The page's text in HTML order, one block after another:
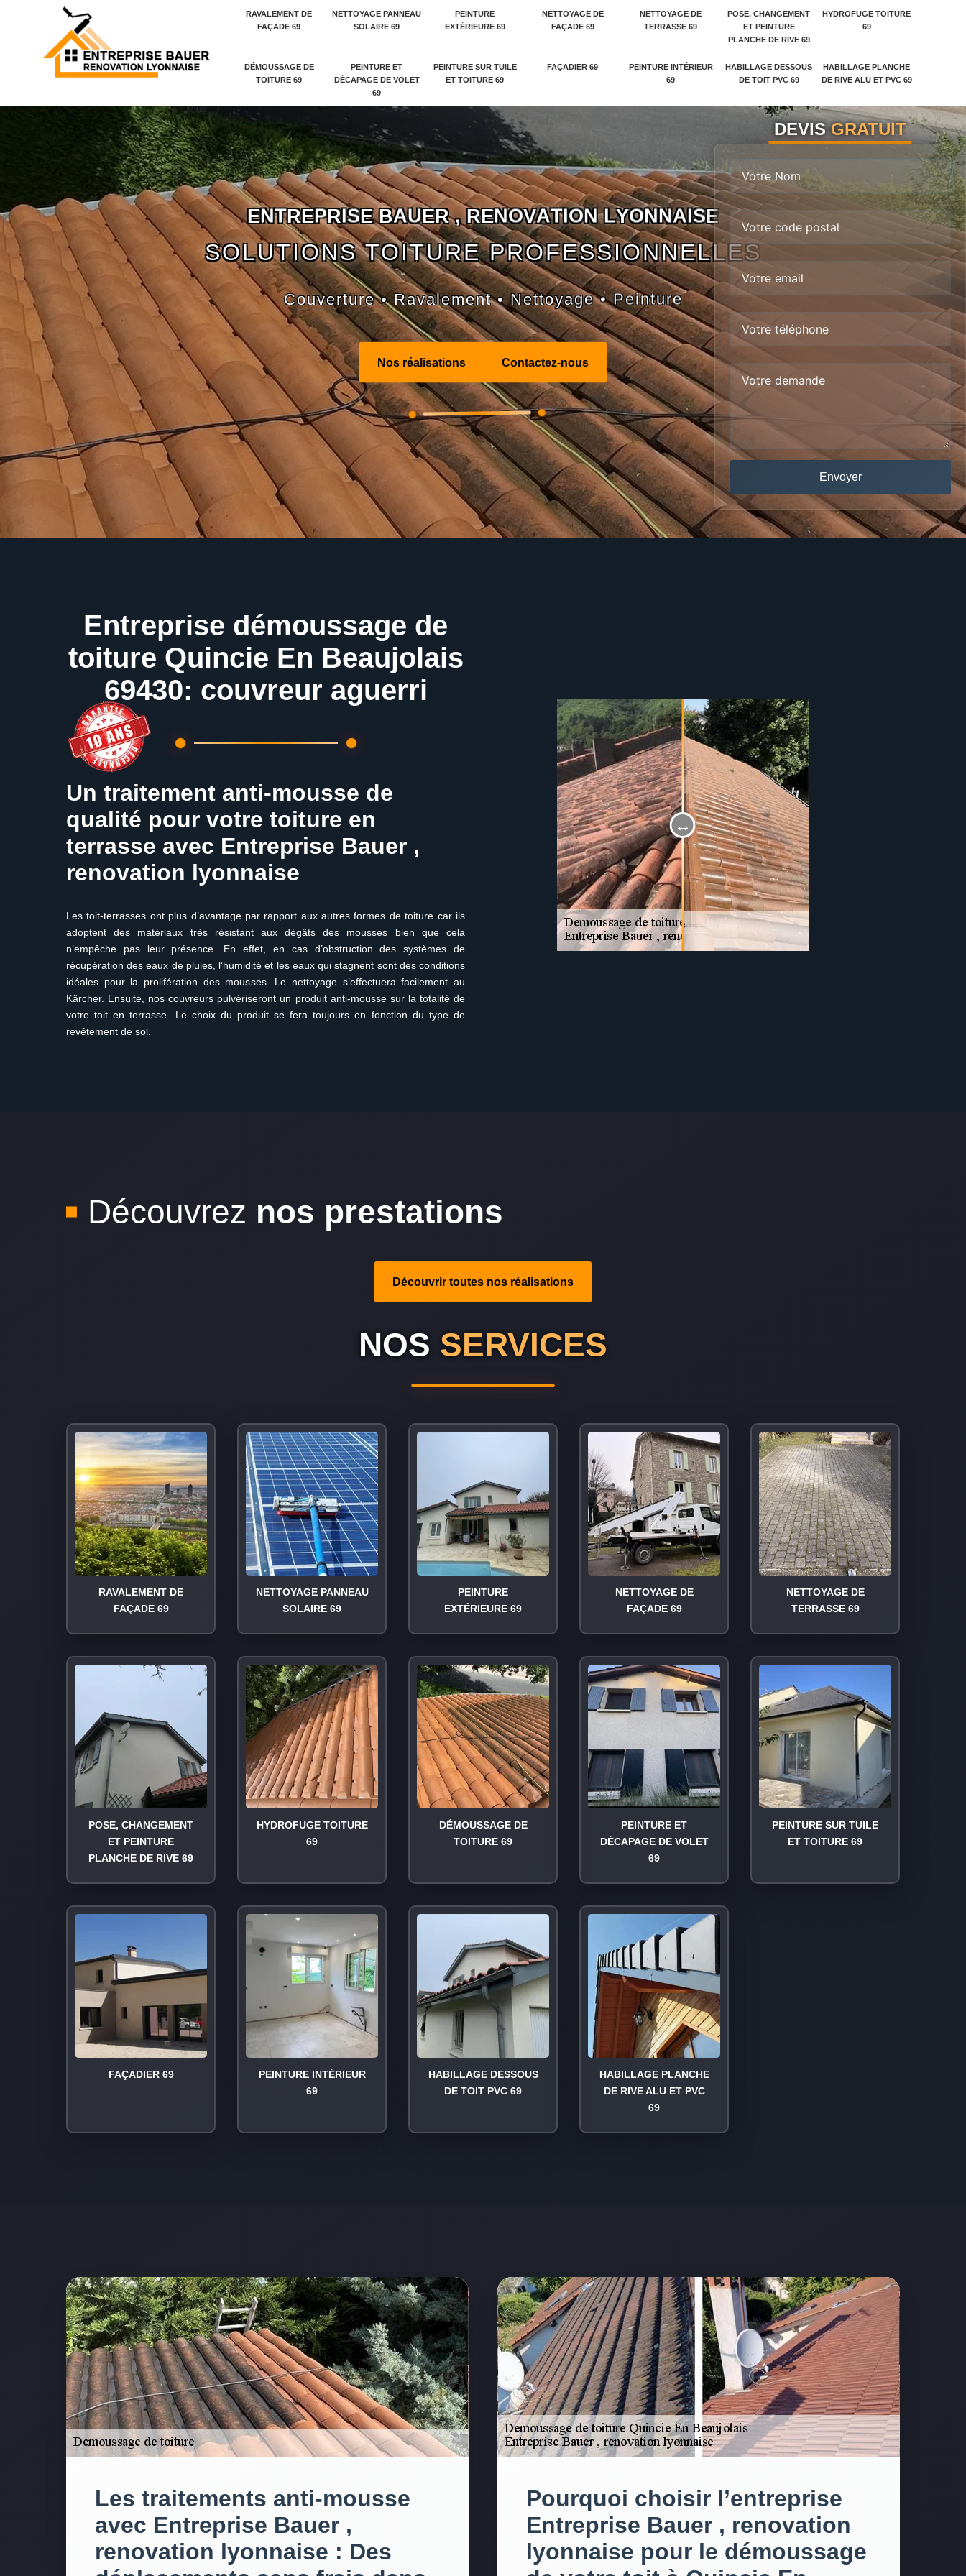
RAVALEMENT DE
FAÇADE 69
NETTOYAGE PANNEAU
SOLAIRE 69
PEINTURE
EXTÉRIEURE 69
NETTOYAGE DE
FAÇADE 69
NETTOYAGE DE
TERRASSE 69
POSE, CHANGEMENT
ET PEINTURE
PLANCHE DE RIVE 69
HYDROFUGE TOITURE
69
DÉMOUSSAGE DE
TOITURE 69
PEINTURE ET
DÉCAPAGE DE VOLET
69
PEINTURE SUR TUILE
ET TOITURE 69
FAÇADIER 69
PEINTURE INTÉRIEUR
69
HABILLAGE DESSOUS
DE TOIT PVC 69
HABILLAGE PLANCHE
DE RIVE ALU ET PVC 69
ENTREPRISE BAUER , RENOVATION LYONNAISE
SOLUTIONS TOITURE PROFESSIONNELLES
Couverture • Ravalement • Nettoyage • Peinture
Nos réalisations Contactez-nous
DEVISGRATUIT
Entreprise démoussage de
toiture Quincie En Beaujolais
69430: couvreur aguerri
Un traitement anti-mousse de
qualité pour votre toiture en
terrasse avec Entreprise Bauer ,
renovation lyonnaise
Les toit-terrasses ont plus d’avantage par rapport aux autres formes de toiture car ils
adoptent des matériaux très résistant aux dégâts des mousses bien que cela
n’empêche pas leur présence. En effet, en cas d’obstruction des systèmes de
récupération des eaux de pluies, l’humidité et les eaux qui stagnent sont des conditions
idéales pour la prolifération des mousses. Le nettoyage s’effectuera facilement au
Kärcher. Ensuite, nos couvreurs pulvériseront un produit anti-mousse sur la totalité de
votre toit en terrasse. Le choix du produit se fera toujours en fonction du type de
revêtement de sol.
Découvrez nos prestations
Découvrir toutes nos réalisations
NOS SERVICES
RAVALEMENT DE
FAÇADE 69
NETTOYAGE PANNEAU
SOLAIRE 69
PEINTURE
EXTÉRIEURE 69
NETTOYAGE DE
FAÇADE 69
NETTOYAGE DE
TERRASSE 69
POSE, CHANGEMENT
ET PEINTURE
PLANCHE DE RIVE 69
HYDROFUGE TOITURE
69
DÉMOUSSAGE DE
TOITURE 69
PEINTURE ET
DÉCAPAGE DE VOLET
69
PEINTURE SUR TUILE
ET TOITURE 69
FAÇADIER 69
PEINTURE INTÉRIEUR
69
HABILLAGE DESSOUS
DE TOIT PVC 69
HABILLAGE PLANCHE
DE RIVE ALU ET PVC
69
Les traitements anti-mousse
avec Entreprise Bauer ,
renovation lyonnaise : Des
Pourquoi choisir l’entreprise
Entreprise Bauer , renovation
lyonnaise pour le démoussage